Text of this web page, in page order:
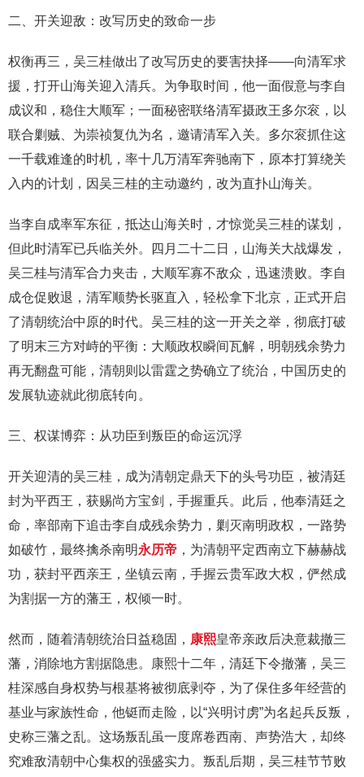
二、开关迎敌：改写历史的致命一步
权衡再三，吴三桂做出了改写历史的要害抉择——向清军求
援，打开山海关迎入清兵。为争取时间，他一面假意与李自
成议和，稳住大顺军；一面秘密联络清军摄政王多尔衮，以
联合剿贼、为崇祯复仇为名，邀请清军入关。多尔衮抓住这
一千载难逢的时机，率十几万清军奔驰南下，原本打算绕关
入内的计划，因吴三桂的主动邀约，改为直扑山海关。
当李自成率军东征，抵达山海关时，才惊觉吴三桂的谋划，
但此时清军已兵临关外。四月二十二日，山海关大战爆发，
吴三桂与清军合力夹击，大顺军寡不敌众，迅速溃败。李自
成仓促败退，清军顺势长驱直入，轻松拿下北京，正式开启
了清朝统治中原的时代。吴三桂的这一开关之举，彻底打破
了明末三方对峙的平衡：大顺政权瞬间瓦解，明朝残余势力
再无翻盘可能，清朝则以雷霆之势确立了统治，中国历史的
发展轨迹就此彻底转向。
三、权谋博弈：从功臣到叛臣的命运沉浮
开关迎清的吴三桂，成为清朝定鼎天下的头号功臣，被清廷
封为平西王，获赐尚方宝剑，手握重兵。此后，他奉清廷之
命，率部南下追击李自成残余势力，剿灭南明政权，一路势
如破竹，最终擒杀南明永历帝 ，为清朝平定西南立下赫赫战
功，获封平西亲王，坐镇云南，手握云贵军政大权，俨然成
为割据一方的藩王，权倾一时。
然而，随着清朝统治日益稳固， 康熙皇帝亲政后决意裁撤三
藩，消除地方割据隐患。康熙十二年，清廷下令撤藩，吴三
桂深感自身权势与根基将被彻底剥夺，为了保住多年经营的
基业与家族性命，他铤而走险，以“兴明讨虏”为名起兵反叛，
史称三藩之乱。这场叛乱虽一度席卷西南、声势浩大，却终
究难敌清朝中心集权的强盛实力。叛乱后期，吴三桂节节败